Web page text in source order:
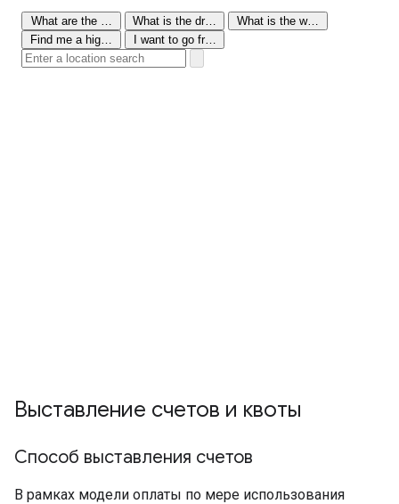
Выставление счетов и квоты
Способ выставления счетов
В рамках модели оплаты по мере использования